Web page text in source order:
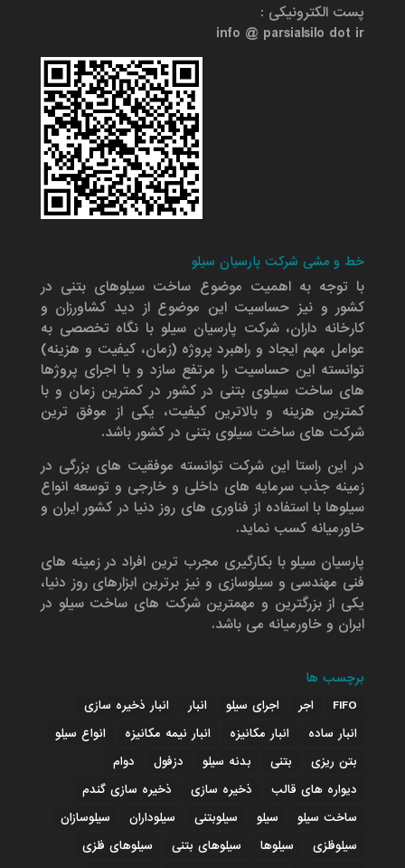
پست الکترونیکی :
info @ parsialsilo dot ir
خط و مشی شرکت پارسیان سیلو
با توجه به اهمیت موضوع ساخت سیلوهای بتنی در
کشور و نیز حساسیت این موضوع از دید کشاورزان و
کارخانه داران، شرکت پارسیان سیلو با نگاه تخصصی به
عوامل مهم ایجاد و راهبرد پروژه (زمان، کیفیت و هزینه)
توانسته این حساسیت را مرتفع سازد و با اجرای پروژها
های ساخت سیلوی بتنی در کشور در کمترین زمان و با
کمترین هزینه و بالاترین کیفیت، یکی از موفق ترین
شرکت های ساخت سیلوی بتنی در کشور باشد.
در این راستا این شرکت توانسته موفقیت های بزرگی در
زمینه جذب سرمایه های داخلی و خارجی و توسعه انواع
سیلوها با استفاده از فناوری های روز دنیا در کشور ایران و
خاورمیانه کسب نماید.
پارسیان سیلو با بکارگیری مجرب ترین افراد در زمینه های
فنی مهندسی و سیلوسازی و نیز برترین ابزارهای روز دنیا،
یکی از بزرگترین و مهمترین شرکت های ساخت سیلو در
ایران و خاورمیانه می باشد.
برچسب ها
FIFO اجر اجرای سیلو انبار
انبار ذخیره سازی
انبار ساده
انبار مکانیزه انبار نیمه مکانیزه
انواع سیلو
بتن ریزی
بتنی بدنه سیلو دزفول
دوام
دیواره های قالب
ذخیره سازی
ذخیره سازی گندم
ساخت سیلو
سیلو سیلوبتنی سیلوداران
سیلوسازان
سیلوفلزی
سیلوها سیلوهای بتنی
سیلوهای فلزی